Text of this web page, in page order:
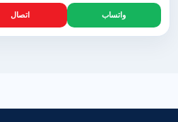
واتساب اتصال